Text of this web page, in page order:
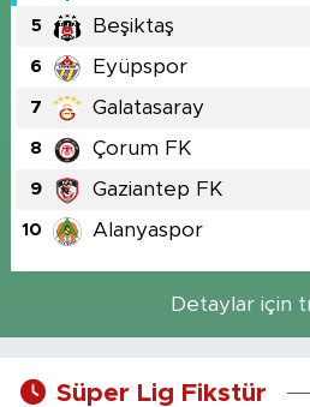
5 Beşiktaş
6 Eyüpspor
7 Galatasaray
8 Çorum FK
9 Gaziantep FK
10 Alanyaspor
Detaylar için
Süper Lig Fikstür